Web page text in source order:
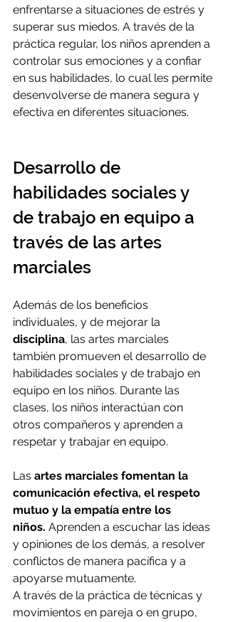
enfrentarse a situaciones de estrés y
superar sus miedos. A través de la
práctica regular, los niños aprenden a
controlar sus emociones y a confiar
en sus habilidades, lo cual les permite
desenvolverse de manera segura y
efectiva en diferentes situaciones.
Desarrollo de
habilidades sociales y
de trabajo en equipo a
través de las artes
marciales
Además de los beneficios
individuales, y de mejorar la
disciplina, las artes marciales
también promueven el desarrollo de
habilidades sociales y de trabajo en
equipo en los niños. Durante las
clases, los niños interactúan con
otros compañeros y aprenden a
respetar y trabajar en equipo.
Las artes marciales fomentan la
comunicación efectiva, el respeto
mutuo y la empatía entre los
niños. Aprenden a escuchar las ideas
y opiniones de los demás, a resolver
conflictos de manera pacífica y a
apoyarse mutuamente.
A través de la práctica de técnicas y
movimientos en pareja o en grupo,